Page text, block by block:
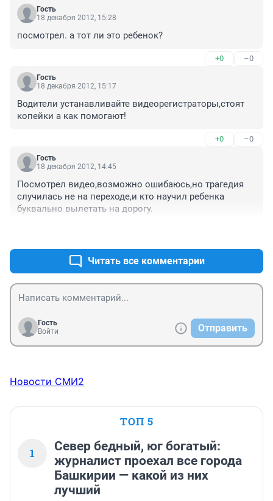
Гость
18 декабря 2012, 15:28
посмотрел. а тот ли это ребенок?
+0 –0
Гость
18 декабря 2012, 15:17
Водители устанавливайте видеорегистраторы,стоят
копейки а как помогают!
+0 –0
Гость
18 декабря 2012, 14:45
Посмотрел видео,возможно ошибаюсь,но трагедия
случилась не на переходе,и кто научил ребенка
буквально вылетать на дорогу.
Читать все комментарии
Гость
Войти
Отправить
Новости СМИ2
ТОП 5
1
Север бедный, юг богатый:
журналист проехал все города
Башкирии — какой из них
лучший